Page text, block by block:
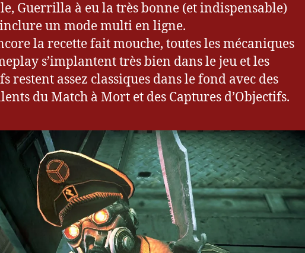
Guerrilla à eu la très bonne (et indispensable)
un mode multi en ligne.
la recette fait mouche, toutes les mécaniques
s’implantent très bien dans le jeu et les
restent assez classiques dans le fond avec des
du Match à Mort et des Captures d’Objectifs.